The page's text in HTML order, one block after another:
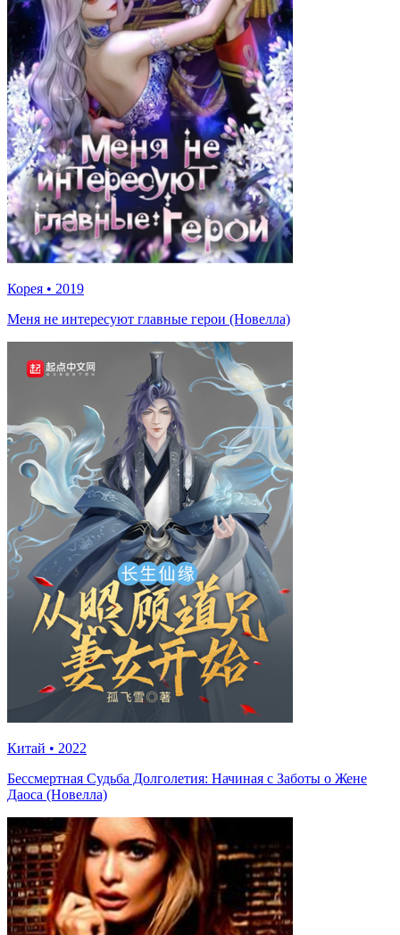
Корея • 2019
Меня не интересуют главные герои (Новелла)
Китай • 2022
Бессмертная Судьба Долголетия: Начиная с Заботы о Жене
Даоса (Новелла)